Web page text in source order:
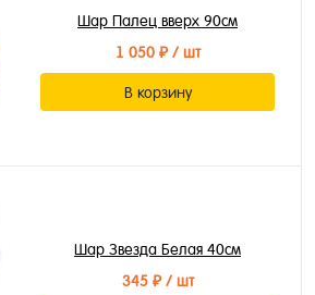
Шар Палец вверх 90см
1 050 ₽/ шт
В корзину
Шар Звезда Белая 40см
345 ₽/ шт